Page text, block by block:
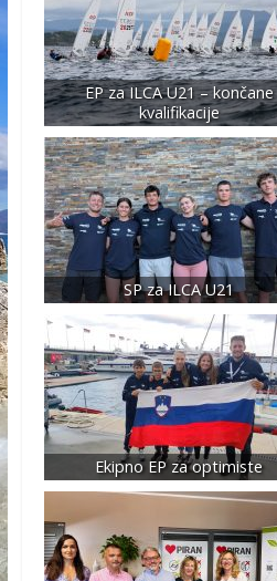
EP za ILCA U21 – končane
kvalifikacije
SP za ILCA U21
Ekipno EP za optimiste